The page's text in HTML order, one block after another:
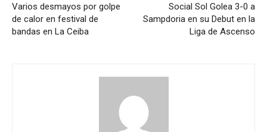
Varios desmayos por golpe
de calor en festival de
bandas en La Ceiba
Social Sol Golea 3-0 a
Sampdoria en su Debut en la
Liga de Ascenso